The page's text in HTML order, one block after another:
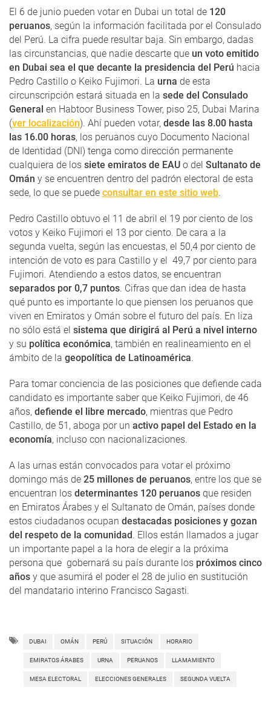
El 6 de junio pueden votar en Dubai un total de 120
peruanos, según la información facilitada por el Consulado
del Perú. La cifra puede resultar baja. Sin embargo, dadas
las circunstancias, que nadie descarte que un voto emitido
en Dubai sea el que decante la presidencia del Perú hacia
Pedro Castillo o Keiko Fujimori. La urna de esta
circunscripción estará situada en la sede del Consulado
General en Habtoor Business Tower, piso 25, Dubai Marina
(ver localización). Ahí pueden votar, desde las 8.00 hasta
las 16.00 horas, los peruanos cuyo Documento Nacional
de Identidad (DNI) tenga como dirección permanente
cualquiera de los siete emiratos de EAU o del Sultanato de
Omán y se encuentren dentro del padrón electoral de esta
sede, lo que se puede consultar en este sitio web.
Pedro Castillo obtuvo el 11 de abril el 19 por ciento de los
votos y Keiko Fujimori el 13 por ciento. De cara a la
segunda vuelta, según las encuestas, el 50,4 por ciento de
intención de voto es para Castillo y el 49,7 por ciento para
Fujimori. Atendiendo a estos datos, se encuentran
separados por 0,7 puntos. Cifras que dan idea de hasta
qué punto es importante lo que piensen los peruanos que
viven en Emiratos y Omán sobre el futuro del país. En liza
no sólo está el sistema que dirigirá al Perú a nivel interno
y su política económica, también en realineamiento en el
ámbito de la geopolítica de Latinoamérica.
Para tomar conciencia de las posiciones que defiende cada
candidato es importante saber que Keiko Fujimori, de 46
años, defiende el libre mercado, mientras que Pedro
Castillo, de 51, aboga por un activo papel del Estado en la
economía, incluso con nacionalizaciones.
A las urnas están convocados para votar el próximo
domingo más de 25 millones de peruanos, entre los que se
encuentran los determinantes 120 peruanos que residen
en Emiratos Árabes y el Sultanato de Omán, países donde
estos ciudadanos ocupan destacadas posiciones y gozan
del respeto de la comunidad. Ellos están llamados a jugar
un importante papel a la hora de elegir a la próxima
persona que gobernará su país durante los próximos cinco
años y que asumirá el poder el 28 de julio en sustitución
del mandatario interino Francisco Sagasti.
DUBAI OMÁN PERÚ SITUACIÓN HORARIO
EMIRATOS ÁRABES URNA PERUANOS LLAMAMIENTO
MESA ELECTORAL ELECCIONES GENERALES SEGUNDA VUELTA